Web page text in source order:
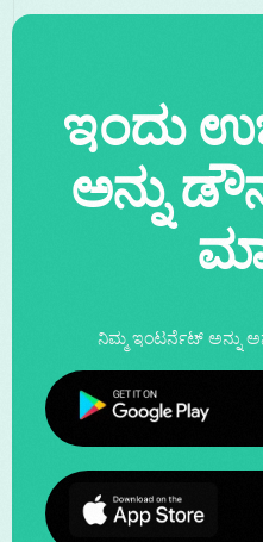
ಇಂದು
ಅನ್ನು
ನಿಮ್ಮ ಇಂಟರ್ನೆಟ್ ಅನ್ನು